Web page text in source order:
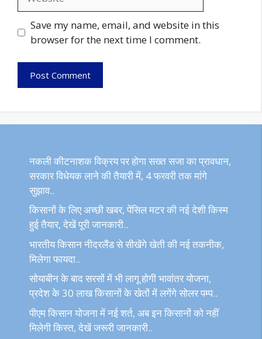
Save my name, email, and website in this
browser for the next time I comment.
नकली कीटनाशक विक्रय पर होगा सख्त सजा का प्रावधान,
सरकार विधेयक लाने की तैयारी में, 4 फरवरी तक मांगे
सुझाव..
किसानों के लिए अच्छी खबर, पेंसिल मटर की नई देशी किस्म
हुई तैयार, देखें पूरी जानकारी..
भारतीय किसान नीदरलैंड से सीखेंगे खेती की नई तकनीक,
मिलेगा फायदा..
सोयाबीन के बाद सरसों में भी लागू होगी भावांतर योजना,
प्रदेश के 30 लाख किसानों के खेतों में लगेंगे सोलर पम्प..
पीएम किसान योजना में नई शर्त, अब इन किसानों को नहीं
मिलेगी किस्त, देखें जरूरी जानकारी..